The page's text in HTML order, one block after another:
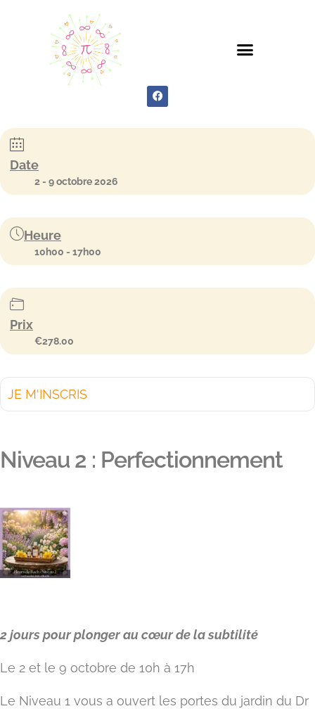
Date
2 - 9 octobre 2026
Heure
10h00 - 17h00
Prix
€278.00
JE M'INSCRIS
Niveau 2 : Perfectionnement
2 jours pour plonger au cœur de la subtilité
Le 2 et le 9 octobre de 10h à 17h
Le Niveau 1 vous a ouvert les portes du jardin du Dr